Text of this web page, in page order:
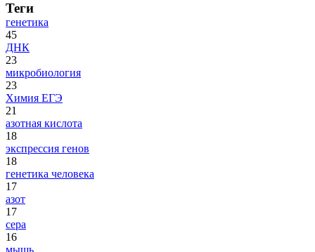
Теги
генетика
45
ДНК
23
микробиология
23
Химия ЕГЭ
21
азотная кислота
18
экспрессия генов
18
генетика человека
17
азот
17
сера
16
мышь